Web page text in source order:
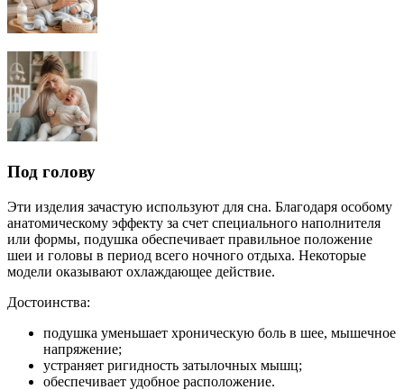
Под голову
Эти изделия зачастую используют для сна. Благодаря особому
анатомическому эффекту за счет специального наполнителя
или формы, подушка обеспечивает правильное положение
шеи и головы в период всего ночного отдыха. Некоторые
модели оказывают охлаждающее действие.
Достоинства:
подушка уменьшает хроническую боль в шее, мышечное
напряжение;
устраняет ригидность затылочных мышц;
обеспечивает удобное расположение.